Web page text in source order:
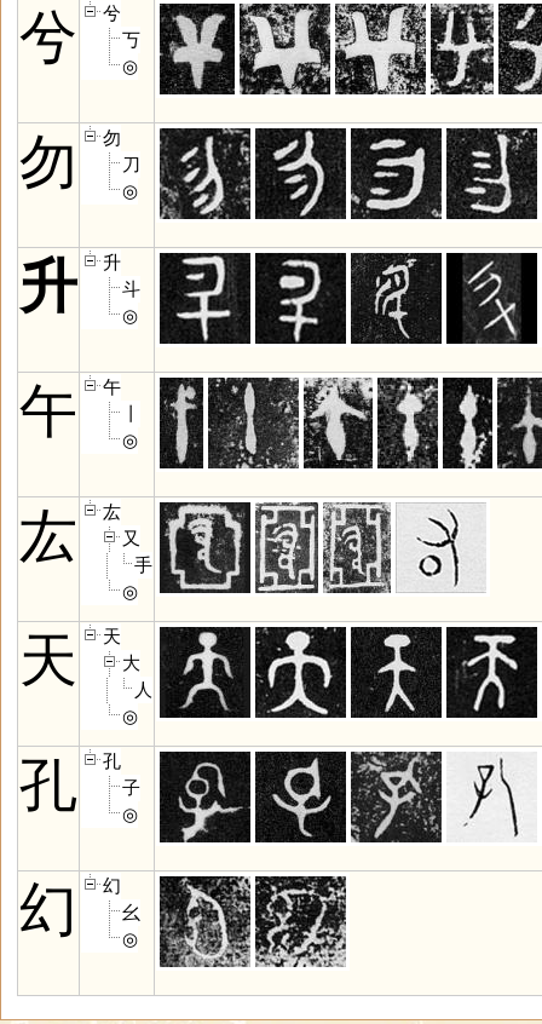
兮
兮
丂
◎
勿
勿
刀
◎
升
升
斗
◎
午
午
◎
厷
厷
又
手
◎
天
天
大
人
◎
孔
孔
子
◎
幻
幻
幺
◎